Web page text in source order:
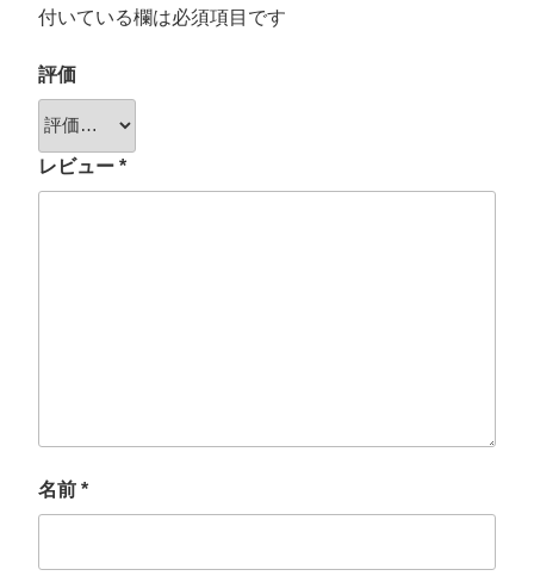
付いている欄は必須項目です
評価
レビュー *
名前 *